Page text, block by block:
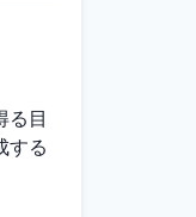
る目
する